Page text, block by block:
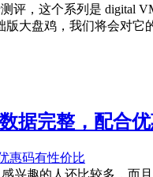
评，这个系列是
大盘鸡，我们将会对
据完整，配合
兴趣的人还比较多，而